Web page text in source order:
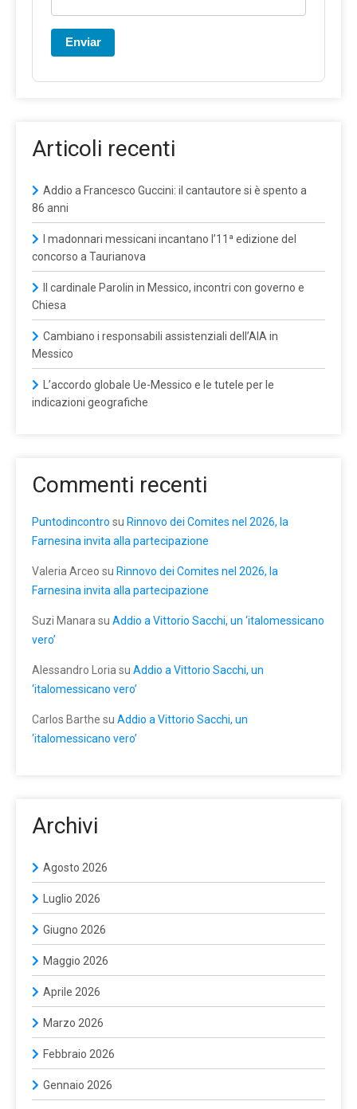
Enviar
Articoli recenti
Addio a Francesco Guccini: il cantautore si è spento a
86 anni
I madonnari messicani incantano l’11ª edizione del
concorso a Taurianova
Il cardinale Parolin in Messico, incontri con governo e
Chiesa
Cambiano i responsabili assistenziali dell’AIA in
Messico
L’accordo globale Ue-Messico e le tutele per le
indicazioni geografiche
Commenti recenti
Puntodincontro su Rinnovo dei Comites nel 2026, la
Farnesina invita alla partecipazione
Valeria Arceo su Rinnovo dei Comites nel 2026, la
Farnesina invita alla partecipazione
Suzi Manara su Addio a Vittorio Sacchi, un ‘italomessicano
vero’
Alessandro Loria su Addio a Vittorio Sacchi, un
‘italomessicano vero’
Carlos Barthe su Addio a Vittorio Sacchi, un
‘italomessicano vero’
Archivi
Agosto 2026
Luglio 2026
Giugno 2026
Maggio 2026
Aprile 2026
Marzo 2026
Febbraio 2026
Gennaio 2026